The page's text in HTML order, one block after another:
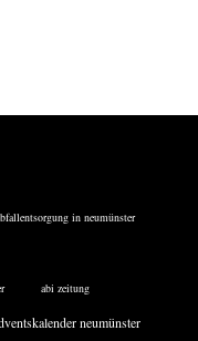
in neumünster
abi zeitung
neumünster